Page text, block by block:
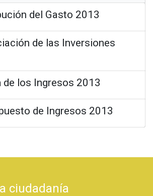
del Gasto 2013
de las Inversiones
de los Ingresos 2013
de Ingresos 2013
ciudadanía